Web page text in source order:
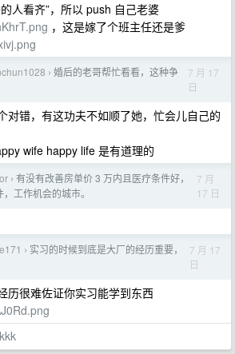
人看齐”，所以 push 自己老婆
，这是嫁了个班主任还是爹
› 婚后的老哥帮忙看看，这种争
7 月 17
日
对错，有这功夫不如顺了她，忙会儿自己的
wife happy life 是有道理的
› 有没有改善房单价 3 万内且医疗条件好，
工作机会的城市。
7 月
17 日
› 实习的时候到底是大厂的经历重要，
7 月 17
日
历很难佐证你实习能学到东西